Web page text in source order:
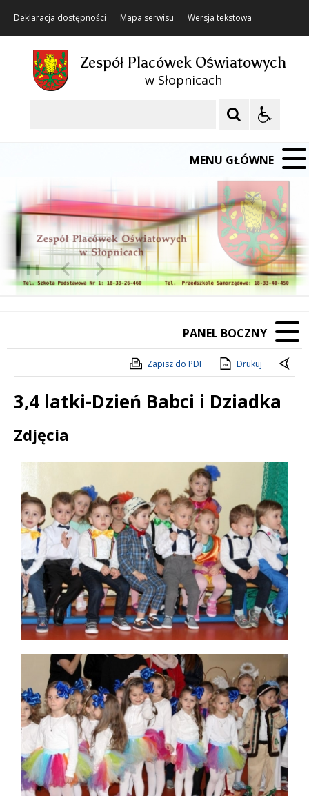
Deklaracja dostępności Mapa serwisu Wersja tekstowa
Zespół Placówek Oświatowych
w Słopnicach
MENU GŁÓWNE
Poprzedni Element
Następny Element
❚❚
PANEL BOCZNY
Zapisz do PDF Drukuj
3,4 latki-Dzień Babci i Dziadka
Treść
Zdjęcia